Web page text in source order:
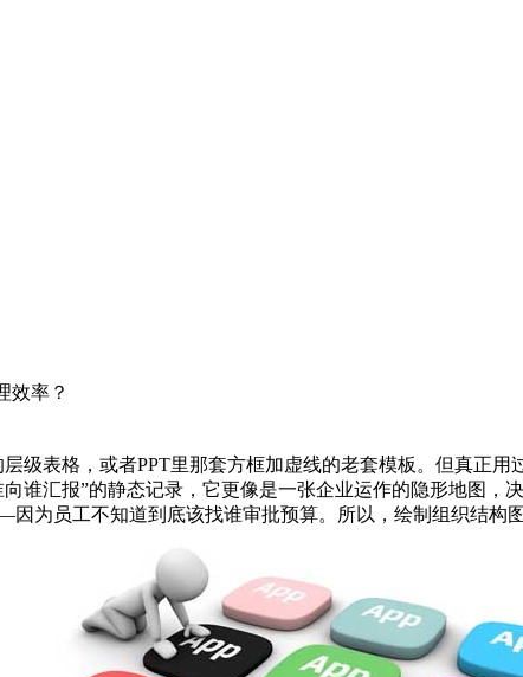
效率？
级表格，或者PPT里那套方框加虚线的老套模板。但真正
谁汇报”的静态记录，它更像是一张企业运作的隐形地图
为员工不知道到底该找谁审批预算。所以，绘制组织结构